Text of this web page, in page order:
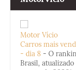
Motor Vício
Carros mais
- dia 8 - O
Brasil, atualizado